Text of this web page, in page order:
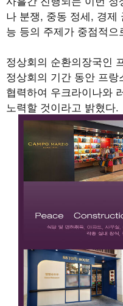
나 분쟁, 중동 정세, 경제
능 등의 주제가 중점적
정상회의 순환의장국인
정상회의 기간 동안 프
협력하여 우크라이나와
노력할 것이라고 밝혔다.